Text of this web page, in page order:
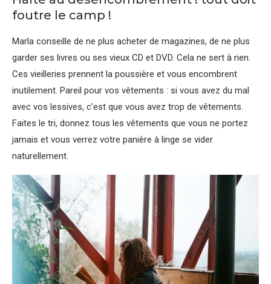
foutre le camp !
Marla conseille de ne plus acheter de magazines, de ne plus
garder ses livres ou ses vieux CD et DVD. Cela ne sert à rien.
Ces vieilleries prennent la poussière et vous encombrent
inutilement. Pareil pour vos vêtements : si vous avez du mal
avec vos lessives, c’est que vous avez trop de vêtements.
Faites le tri, donnez tous les vêtements que vous ne portez
jamais et vous verrez votre panière à linge se vider
naturellement.